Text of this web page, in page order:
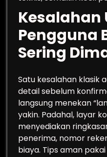
Kesalahan
Pengguna
Sering
Satu kesalahan klasik
detail sebelum
langsung menekan
yakin. Padahal, layar
menyediakan
penerima, nomor
biaya. Tips aman